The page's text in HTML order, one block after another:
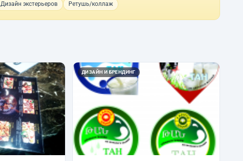
Дизайн экстерьеров Ретушь/коллаж
ДИЗАЙН И БРЕНДИНГ